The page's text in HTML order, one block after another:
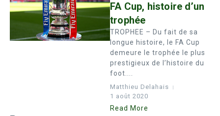
FA Cup, histoire d’un
trophée
TROPHEE – Du fait de sa
longue histoire, le FA Cup
demeure le trophée le plus
prestigieux de l’histoire du
foot....
Matthieu Delahais
1 août 2020
Read More